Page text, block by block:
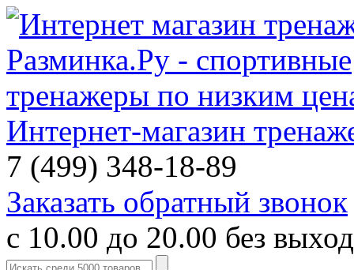
Интернет-магазин
7 (499) 348-18-89
Заказать обратный звонок
с 10.00 до 20.00 без